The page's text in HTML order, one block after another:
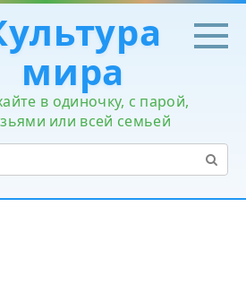
мира
в одиночку, с парой,
или всей семьей